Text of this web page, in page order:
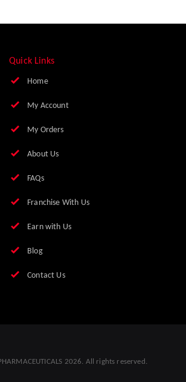
Quick Links
Home
My Account
My Orders
About Us
FAQs
Franchise With Us
Earn with Us
Blog
Contact Us
2026. All rights reserved.